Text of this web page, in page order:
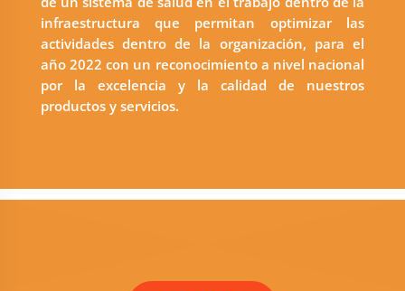
infraestructura que permitan optimizar las
actividades dentro de la organización, para el
año 2022 con un reconocimiento a nivel nacional
por la excelencia y la calidad de nuestros
productos y servicios.